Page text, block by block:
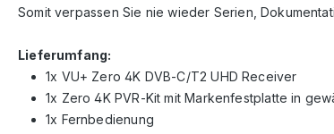
Somit verpassen Sie nie wieder Serien,
Lieferumfang:
1x VU+ Zero 4K DVB-C/T2 UHD Receiver
1x Zero 4K PVR-Kit mit Markenfestplatte in
1x Fernbedienung